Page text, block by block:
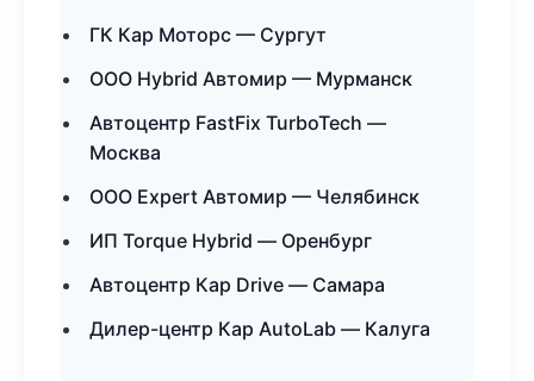
ГК Кар Моторс — Сургут
ООО Hybrid Автомир — Мурманск
Автоцентр FastFix TurboTech —
Москва
ООО Expert Автомир — Челябинск
ИП Torque Hybrid — Оренбург
Автоцентр Кар Drive — Самара
Дилер-центр Кар AutoLab — Калуга